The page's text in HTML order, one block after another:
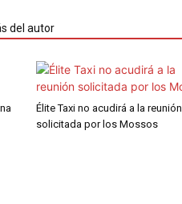
del autor
Élite Taxi no acudirá a la reunión
solicitada por los Mossos